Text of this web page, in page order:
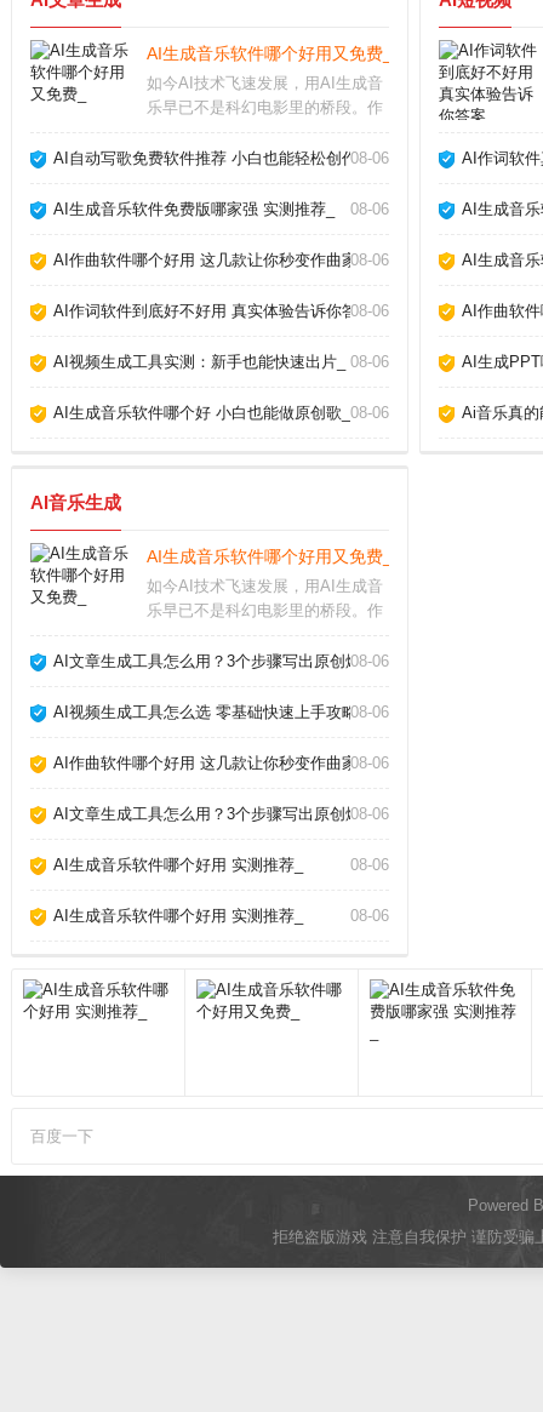
AI生成音乐软件哪个好用又免费_
如今AI技术飞速发展，用AI生成音
乐早已不是科幻电影里的桥段。作
几款AI生成音乐软件，发现它们确
头配乐甚至完整歌曲，但不同软件
AI自动写歌免费软件推荐 小白也能轻松创作_08-06
AI生成音乐软件免费版哪家强 实测推荐_ 08-06
AI作曲软件哪个好用 这几款让你秒变作曲家_08-06
AI作词软件到底好不好用 真实体验告诉你答案_
08-06
AI视频生成工具实测：新手也能快速出片_ 08-06
AI生成音乐软件哪个好 小白也能做原创歌_ 08-06
AI作词软
AI生成音
AI生成音
AI作曲软
AI生成
Ai音乐真
AI音乐生成
AI生成音乐软件哪个好用又免费_
如今AI技术飞速发展，用AI生成音
乐早已不是科幻电影里的桥段。作
几款AI生成音乐软件，发现它们确
头配乐甚至完整歌曲，但不同软件
AI文章生成工具怎么用？3个步骤写出原创爆款_
08-06
AI视频生成工具怎么选 零基础快速上手攻略_08-06
AI作曲软件哪个好用 这几款让你秒变作曲家_08-06
AI文章生成工具怎么用？3个步骤写出原创爆款_
08-06
AI生成音乐软件哪个好用 实测推荐_ 08-06
AI生成音乐软件哪个好用 实测推荐_ 08-06
百度一下
Powered
拒绝盗版游戏 注意自我保护 谨防受